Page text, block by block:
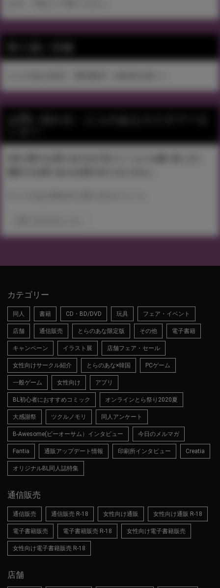
カテゴリー
同人 書籍 CD・BD/DVD 玩具 フェア・イベント
店舗 通信販売 とらのあな限定版 その他 電子書籍
キャンペーン イラスト展 店舗フェア・セール
女性向けサークル紹介 とらのあな×韓国 PCゲーム
一般ゲーム 女性向け アプリ
BL初心者におすすめコミック オンラインとら祭り2020夏
大感謝祭 ツクルノモリ 同人アンケート
B-Awesome(ビーオーサム）インタビュー 今日のメルマガ
Fantia 通販アップデート情報 印刷所インタビュー Creatia
オリジナルBL同人誌特集
通信販売
通信販売 通信販売 R-18 女性向け通販 女性向け通販 R-18
電子書籍販売 電子書籍販売 R-18 女性向け電子書籍販売
女性向け電子書籍販売 R-18
店舗